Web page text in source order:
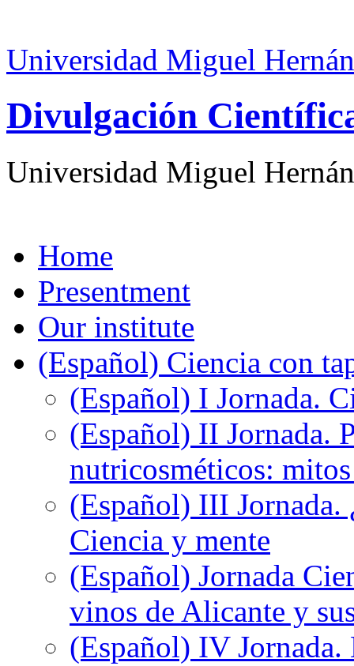
Universidad Miguel
Divulgación
Universidad Miguel
Home
Presentment
Our institute
(Español) Ciencia con
(Español) I Jornada.
(Español) II Jornada.
nutricosméticos:
(Español) III Jornada.
Ciencia y mente
(Español) Jornada
vinos de Alicante y
(Español) IV